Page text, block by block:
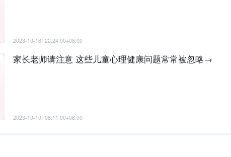
2023-10-18T22:24:00+08:00
家长老师请注意 这些儿童心理健康问题常常被忽略→
2023-10-10T08:11:00+08:00